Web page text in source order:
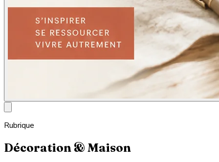
Rubrique
Décoration & Maison